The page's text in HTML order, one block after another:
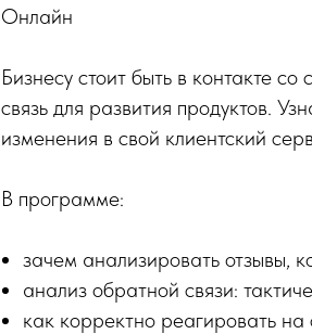
Онлайн
Бизнесу стоит быть в контакте
связь для развития продуктов.
изменения в свой клиентский
В программе:
зачем анализировать отзывы,
анализ обратной связи:
как корректно реагировать на